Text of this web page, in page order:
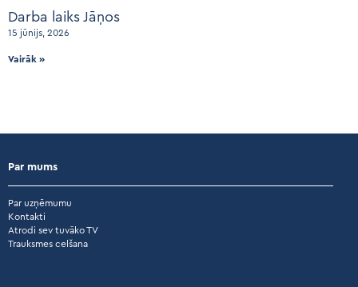
Darba laiks Jāņos
15 jūnijs, 2026
Vairāk »
Par mums
Par uzņēmumu
Kontakti
Atrodi sev tuvāko TV
Trauksmes celšana